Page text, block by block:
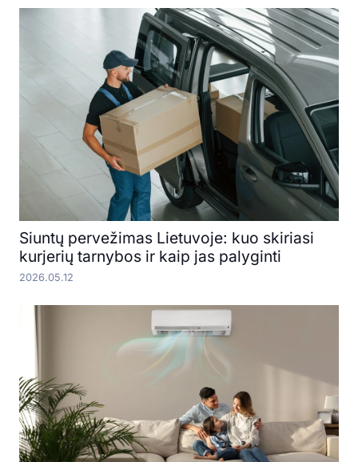
Siuntų pervežimas Lietuvoje: kuo skiriasi
kurjerių tarnybos ir kaip jas palyginti
2026.05.12